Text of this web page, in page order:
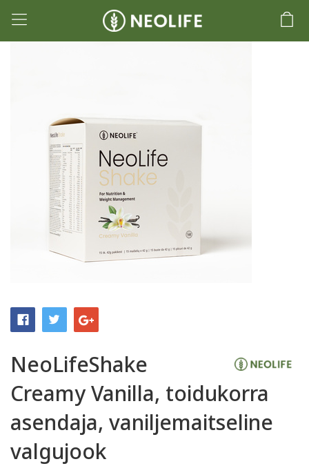
NeoLifeShake
Creamy Vanilla, toidukorra
asendaja, vaniljemaitseline
valgujook